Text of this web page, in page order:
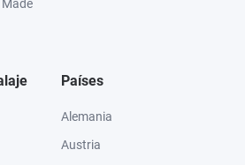
Países
Alemania
Austria